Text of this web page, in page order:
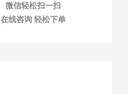
微信轻松扫一扫
在线咨询 轻松下单